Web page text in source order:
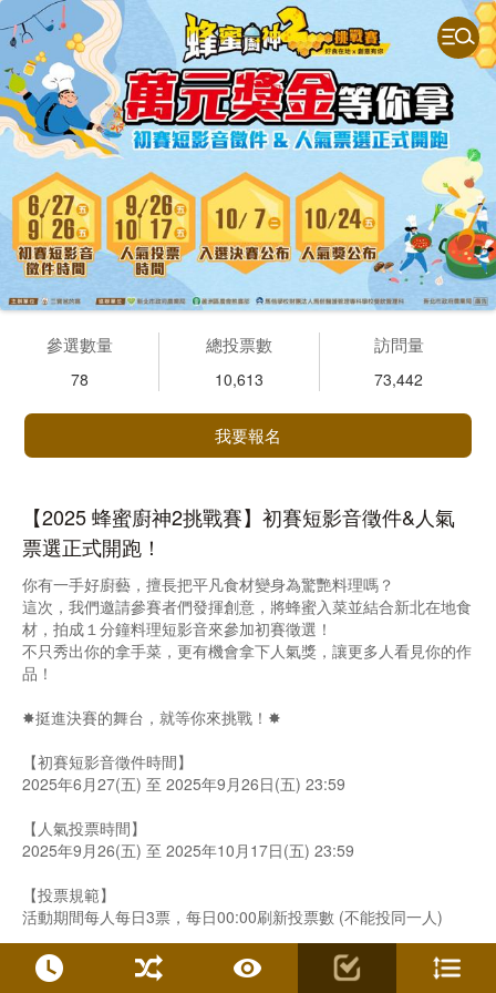
參選數量
78
總投票數
10,613
訪問量
73,442
我要報名
【2025 蜂蜜廚神2挑戰賽】初賽短影音徵件&人氣
票選正式開跑！
你有一手好廚藝，擅長把平凡食材變身為驚艷料理嗎？
這次，我們邀請參賽者們發揮創意，將蜂蜜入菜並結合新北在地食
材，拍成１分鐘料理短影音來參加初賽徵選！
不只秀出你的拿手菜，更有機會拿下人氣獎，讓更多人看見你的作
品！
✸挺進決賽的舞台，就等你來挑戰！✸
【初賽短影音徵件時間】
2025年6月27(五) 至 2025年9月26日(五) 23:59
【人氣投票時間】
2025年9月26(五) 至 2025年10月17日(五) 23:59
【投票規範】
活動期間每人每日3票，每日00:00刷新投票數 (不能投同一人)
【入選決賽及人氣獎公布】
入選決賽公布時間2025年10月17日(二) 中午12:00